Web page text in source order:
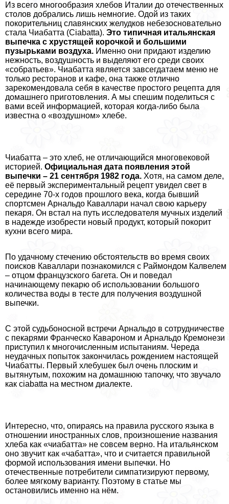
Из всего многообразия хлебов Италии до отечественных
столов добрались лишь немногие. Одой из таких
покорительниц славянских желудков небезосновательно
стала Чиабатта (Ciabatta). Это типичная итальянская
выпечка с хрустящей корочкой и большими
пузырьками воздуха. Именно они придают изделию
нежность, воздушность и выделяют его среди своих
«собратьев». Чиабатта является завсегдатаем меню не
только ресторанов и кафе, она также отлично
зарекомендовала себя в качестве простого рецепта для
домашнего приготовления. А мы спешим поделиться с
вами всей информацией, которая когда-либо была
известна о «воздушном» хлебе.
Чиабатта – это хлеб, не отличающийся многовековой
историей. Официальная дата появления этой
выпечки – 21 сентября 1982 года. Хотя, на самом деле,
её первый экспериментальный рецепт увидел свет в
середине 70-х годов прошлого века, когда бывший
спортсмен Арнальдо Каваллари начал свою карьеру
пекаря. Он встал на путь исследователя мучных изделий
в надежде изобрести новый продукт, который покорит
кухни всего мира.
По удачному стечению обстоятельств во время своих
поисков Каваллари познакомился с Раймондом Калвелем
– отцом французского багета. Он и поведал
начинающему пекарю об использовании большого
количества воды в тесте для получения воздушной
выпечки.
С этой судьбоносной встречи Арнальдо в сотрудничестве
с пекарями Франческо Кавароном и Арнальдо Кремонези
приступил к многочисленным испытаниям. Череда
неудачных попыток закончилась рождением настоящей
Чиабатты. Первый хлебушек был очень плоским и
вытянутым, похожим на домашнюю тапочку, что звучало
как ciabatta на местном диалекте.
Интересно, что, опираясь на правила русского языка в
отношении иностранных слов, произношение названия
хлеба как «чиабатта» не совсем верно. На итальянском
оно звучит как «чабатта», что и считается правильной
формой использования имени выпечки. Но
отечественные потребители симпатизируют первому,
более мягкому варианту. Поэтому в статье мы
остановились именно на нём.